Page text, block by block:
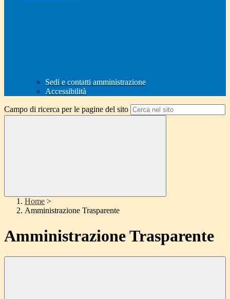
Sedi e contatti amministrazione
Accessibilità
Campo di ricerca per le pagine del sito
Home >
Amministrazione Trasparente
Amministrazione Trasparente